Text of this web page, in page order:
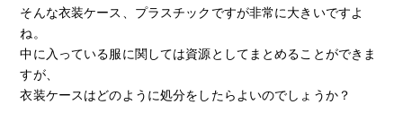
そんな衣装ケース、プラスチックですが非常に大きいですよ
ね。
中に入っている服に関しては資源としてまとめることができま
すが、
衣装ケースはどのように処分をしたらよいのでしょうか？